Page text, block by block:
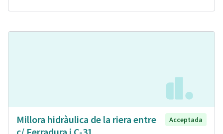
Millora hidràulica de la riera entre
Acceptada